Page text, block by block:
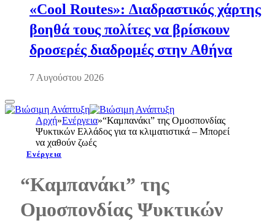
«Cool Routes»: Διαδραστικός χάρτης
βοηθά τους πολίτες να βρίσκουν
δροσερές διαδρομές στην Αθήνα
7 Αυγούστου 2026
Αρχή»Ενέργεια»“Καμπανάκι” της Ομοσπονδίας
Ψυκτικών Ελλάδος για τα κλιματιστικά – Μπορεί
να χαθούν ζωές
Ενέργεια
“Καμπανάκι” της
Ομοσπονδίας Ψυκτικών